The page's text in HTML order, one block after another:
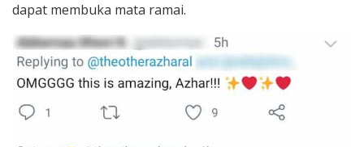
dapat membuka mata ramai.